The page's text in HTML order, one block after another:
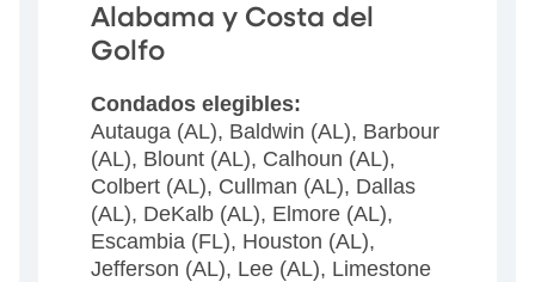
Alabama y Costa del
Golfo
Condados elegibles:
Autauga (AL), Baldwin (AL), Barbour
(AL), Blount (AL), Calhoun (AL),
Colbert (AL), Cullman (AL), Dallas
(AL), DeKalb (AL), Elmore (AL),
Escambia (FL), Houston (AL),
Jefferson (AL), Lee (AL), Limestone